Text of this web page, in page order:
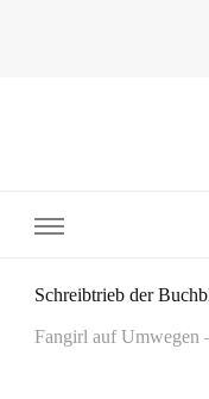
Schreibtrieb der
Fangirl auf Umwegen